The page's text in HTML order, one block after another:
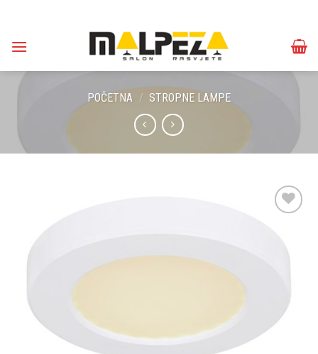
content
POČETNA / STROPNE LAMPE
Dodaj u